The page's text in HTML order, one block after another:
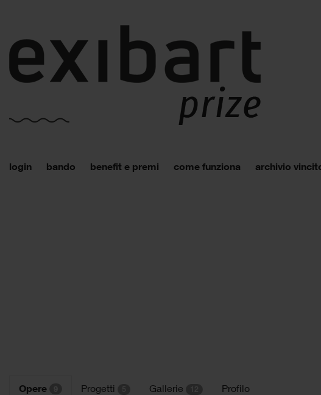
login bando benefit e premi come funziona archivio
Opere Progetti Gallerie Profilo